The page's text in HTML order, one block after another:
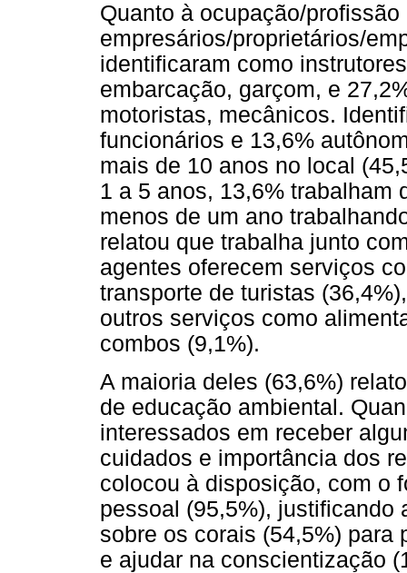
Quanto à ocupação/
empresários/proprietários/
identificaram como
embarcação, garçom, e
motoristas, mecânicos.
funcionários e 13,6%
mais de 10 anos no local
1 a 5 anos, 13,6% trabalham
menos de um ano
relatou que trabalha junto
agentes oferecem serviços
transporte de turistas
outros serviços como
combos (9,1%).
A maioria deles (63,6%)
de educação ambiental.
interessados em receber
cuidados e importância dos
colocou à disposição, com o
pessoal (95,5%), justificando
sobre os corais (54,5%) para
e ajudar na conscientização